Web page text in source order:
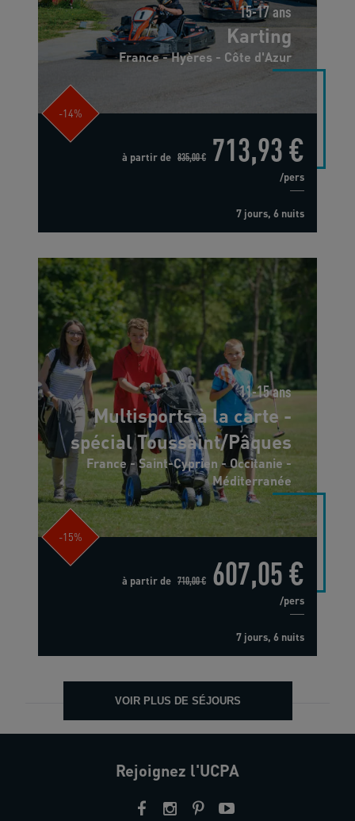
15-17 ans
Karting
France - Hyères - Côte d'Azur
-14%
à partir de 835,00 € 713,93 €
/pers
7 jours, 6 nuits
11-15 ans
Multisports à la carte -
spécial Toussaint/Pâques
France - Saint-Cyprien - Occitanie -
Méditerranée
-15%
à partir de 710,00 € 607,05 €
/pers
7 jours, 6 nuits
VOIR PLUS DE SÉJOURS
Rejoignez l'UCPA